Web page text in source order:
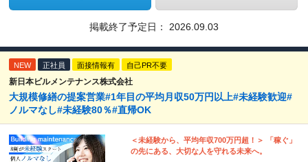
掲載終了予定日： 2026.09.03
NEW 正社員 面接情報有 自己PR不要
新日本ビルメンテナンス株式会社
大規模修繕の提案営業#1年目の平均月収50万円以上#未経験歓迎#
ノルマなし#未経験80％#直帰OK
＜未経験から、平均年収700万円超！＞ 「稼ぐ」
の先にある、大切な人を守れる未来へ。